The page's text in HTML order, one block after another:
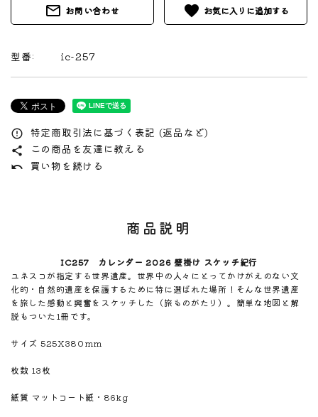
mail_outline お問い合わせ favorite
型番: ic-257
error_outline 特定商取引法に基づく表記 (返品など)
share この商品を友達に教える
undo 買い物を続ける
商品説明
IC257 カレンダー 2026 壁掛け スケッチ紀行
ユネスコが指定する世界遺産。世界中の人々にとってかけがえのない文
化的・自然的遺産を保護するために特に選ばれた場所！そんな世界遺産
を旅した感動と興奮をスケッチした（旅ものがたり）。簡単な地図と解
説もついた1冊です。
サイズ 525X380mm
枚数 13枚
紙質 マットコート紙・86kg